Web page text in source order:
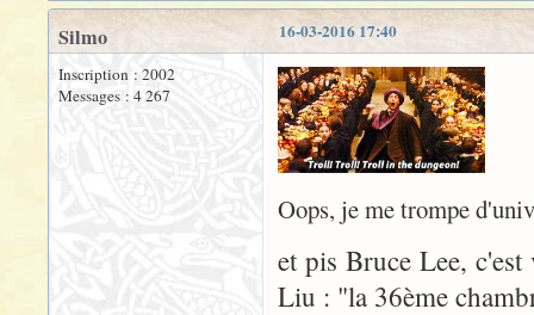
16-03-2016 17:40
Silmo
Inscription : 2002
Messages : 4 267
Oops, je me trompe
et pis Bruce Lee,
Liu : "la 36ème